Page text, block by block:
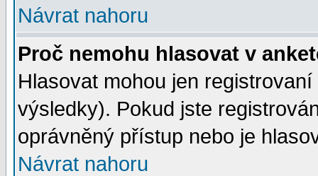
Návrat nahoru
Proč nemohu hlasovat v
Hlasovat mohou jen
výsledky). Pokud jste
oprávněný přístup nebo je
Návrat nahoru